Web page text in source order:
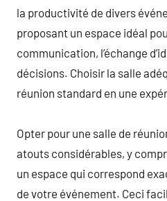
la productivité de divers
proposant un espace idéal
communication, l’échange
décisions. Choisir la salle
réunion standard en une
Opter pour une salle de
atouts considérables, y
un espace qui correspond
de votre événement. Ceci